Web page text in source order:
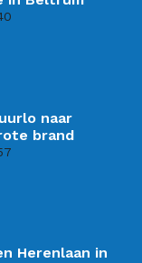
naar
brand
Herenlaan in